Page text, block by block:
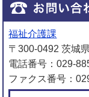
福祉介護課
〒300-0492 茨城
電話番号：029-
ファクス番号：